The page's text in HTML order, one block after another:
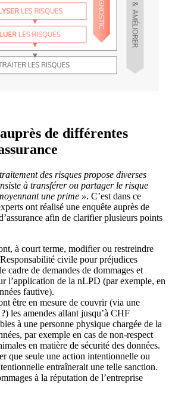
de différentes
des risques propose diverses
à transférer ou partager le risque
une prime ». C’est dans ce
ont réalisé une enquête auprès de
afin de clarifier plusieurs points
à court terme, modifier ou restreindre
civile pour préjudices
cadre de demandes de dommages et
l’application de la nLPD (par exemple, en
fautive).
être en mesure de couvrir (via une
les amendes allant jusqu’à CHF
à une personne physique chargée de la
par exemple en cas de non-respect
en matière de sécurité des données.
que seule une action intentionnelle ou
entraînerait une telle sanction.
à la réputation de l’entreprise